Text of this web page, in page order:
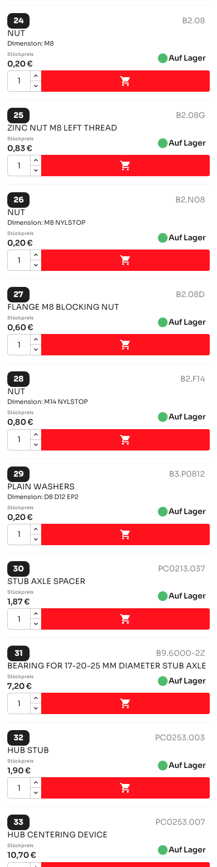
24
B2.08
NUT
Dimension: M8
Stückpreis
0,20 € brightness_1Auf Lager

25
B2.08G
ZINC NUT M8 LEFT THREAD
Stückpreis
0,83 € brightness_1Auf Lager

26
B2.N08
NUT
Dimension: M8 NYLSTOP
Stückpreis
0,20 € brightness_1Auf Lager

27
B2.08D
FLANGE M8 BLOCKING NUT
Stückpreis
0,60 € brightness_1Auf Lager

28
B2.F14
NUT
Dimension: M14 NYLSTOP
Stückpreis
0,80 € brightness_1Auf Lager

29
B3.P0812
PLAIN WASHERS
Dimension: D8 D12 EP2
Stückpreis
0,20 € brightness_1Auf Lager

30
PC0213.037
STUB AXLE SPACER
Stückpreis
1,87 € brightness_1Auf Lager

31
B9.6000-2Z
BEARING FOR 17-20-25 MM DIAMETER STUB AXLE
Stückpreis
7,20 € brightness_1Auf Lager

32
PC0253.003
HUB STUB
Stückpreis
1,90 € brightness_1Auf Lager

33
PC0253.007
HUB CENTERING DEVICE
Stückpreis
10,70 € brightness_1Auf Lager